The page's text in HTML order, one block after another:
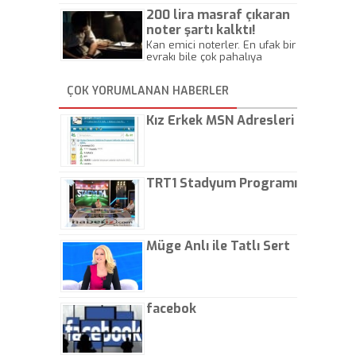
200 lira masraf çıkaran
noter şartı kalktı!
Kan emici noterler. En ufak bir
evrakı bile çok pahalıya
kaptırıyorsunuz. - Kayhan
Gezenti
ÇOK YORUMLANAN HABERLER
Kız Erkek MSN Adresleri
TRT1 Stadyum Programı
Müge Anlı ile Tatlı Sert
facebok